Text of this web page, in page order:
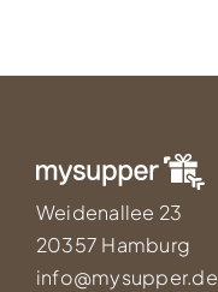
Weidenallee 23
20357 Hamburg
info@mysupper.de